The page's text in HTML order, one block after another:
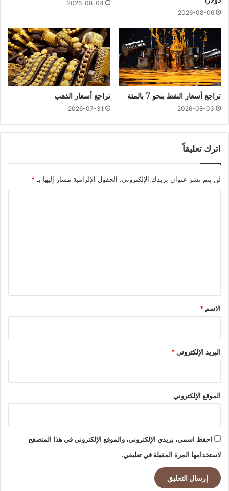
2026-08-06
2026-08-04
تراجع أسعار النفط بنحو 7 بالمئة
2026-08-03
تراجع أسعار الذهب
2026-07-31
اترك تعليقاً
لن يتم نشر عنوان بريدك الإلكتروني. الحقول الإلزامية مشار إليها بـ *
*
الاسم *
البريد الإلكتروني*
الموقع الإلكتروني
احفظ اسمي، بريدي الإلكتروني، والموقع الإلكتروني في هذا المتصفح
لاستخدامها المرة المقبلة في تعليقي.